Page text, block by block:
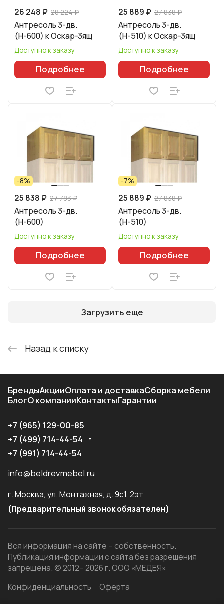
26 248 ₽ 28 224 ₽
Антресоль 3-дв.
(Н-600) к Оскар-3ящ
Доступно к заказу
Подробнее
25 889 ₽ 27 838 ₽
Антресоль 3-дв.
(Н-510) к Оскар-3ящ
Доступно к заказу
Подробнее
-8%
25 838 ₽ 27 783 ₽
Антресоль 3-дв.
(Н-600)
Доступно к заказу
Подробнее
-7%
25 889 ₽ 27 838 ₽
Антресоль 3-дв.
(Н-510)
Доступно к заказу
Подробнее
Загрузить еще
Назад к списку
БрендыАкцииОплата и доставкаСборка мебели
БлогО компанииКонтактыГарантии
+7 (965) 129-00-85
+7 (499) 714-44-54
+7 (991) 714-44-54
info@beldrevmebel.ru
г. Москва, ул. Монтажная, д. 9с1, 2эт
(Предварительный звонок обязателен)
Вся информация на сайте – собственность.
Публикация информации с сайта без разрешения
запрещена. © 2012– 2026 г. ООО «МЕДЕЯ»
Конфиденциальность
Оферта